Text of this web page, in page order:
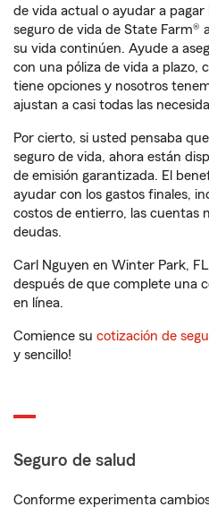
de vida actual o ayudar a pagar
seguro de vida de State Farm®
su vida continúen. Ayude a
con una póliza de vida a plazo,
tiene opciones y nosotros
ajustan a casi todas las
Por cierto, si usted pensaba
seguro de vida, ahora están
de emisión garantizada. El
ayudar con los gastos finales,
costos de entierro, las cuentas
deudas.
Carl Nguyen en Winter Park,
después de que complete una
en línea.
Comience su cotización de
y sencillo!
Seguro de salud
Conforme experimenta